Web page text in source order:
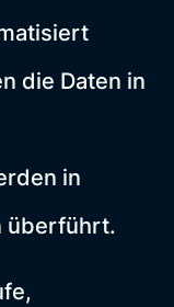
die Daten in
in
überführt.